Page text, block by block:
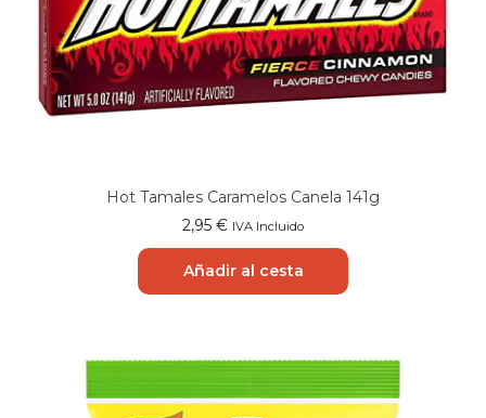
Hot Tamales Caramelos Canela 141g
2,95 € IVA Incluido
Añadir al cesta